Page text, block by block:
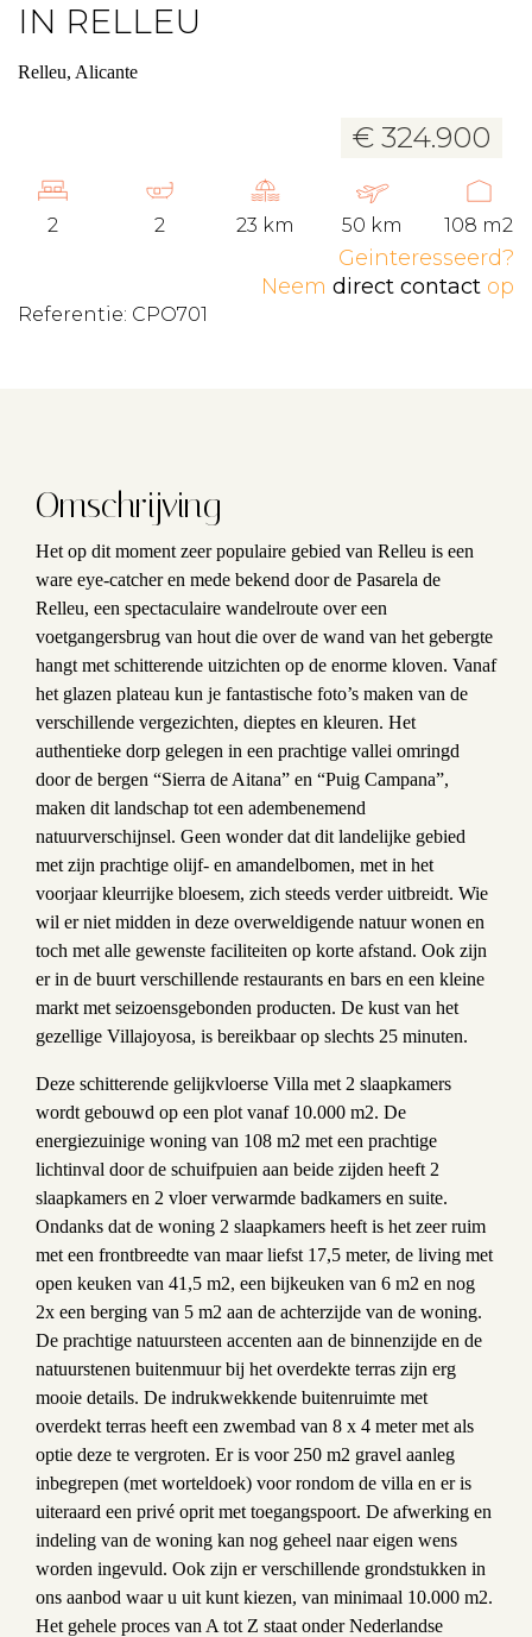
IN RELLEU
Relleu, Alicante
€ 324.900
2 2 23 km 50 km 108 m2
Geinteresseerd?
Neem direct contact op
Referentie: CPO701
Omschrijving
Het op dit moment zeer populaire gebied van Relleu is een
ware eye-catcher en mede bekend door de Pasarela de
Relleu, een spectaculaire wandelroute over een
voetgangersbrug van hout die over de wand van het gebergte
hangt met schitterende uitzichten op de enorme kloven. Vanaf
het glazen plateau kun je fantastische foto’s maken van de
verschillende vergezichten, dieptes en kleuren. Het
authentieke dorp gelegen in een prachtige vallei omringd
door de bergen “Sierra de Aitana” en “Puig Campana”,
maken dit landschap tot een adembenemend
natuurverschijnsel. Geen wonder dat dit landelijke gebied
met zijn prachtige olijf- en amandelbomen, met in het
voorjaar kleurrijke bloesem, zich steeds verder uitbreidt. Wie
wil er niet midden in deze overweldigende natuur wonen en
toch met alle gewenste faciliteiten op korte afstand. Ook zijn
er in de buurt verschillende restaurants en bars en een kleine
markt met seizoensgebonden producten. De kust van het
gezellige Villajoyosa, is bereikbaar op slechts 25 minuten.
Deze schitterende gelijkvloerse Villa met 2 slaapkamers
wordt gebouwd op een plot vanaf 10.000 m2. De
energiezuinige woning van 108 m2 met een prachtige
lichtinval door de schuifpuien aan beide zijden heeft 2
slaapkamers en 2 vloer verwarmde badkamers en suite.
Ondanks dat de woning 2 slaapkamers heeft is het zeer ruim
met een frontbreedte van maar liefst 17,5 meter, de living met
open keuken van 41,5 m2, een bijkeuken van 6 m2 en nog
2x een berging van 5 m2 aan de achterzijde van de woning.
De prachtige natuursteen accenten aan de binnenzijde en de
natuurstenen buitenmuur bij het overdekte terras zijn erg
mooie details. De indrukwekkende buitenruimte met
overdekt terras heeft een zwembad van 8 x 4 meter met als
optie deze te vergroten. Er is voor 250 m2 gravel aanleg
inbegrepen (met worteldoek) voor rondom de villa en er is
uiteraard een privé oprit met toegangspoort. De afwerking en
indeling van de woning kan nog geheel naar eigen wens
worden ingevuld. Ook zijn er verschillende grondstukken in
ons aanbod waar u uit kunt kiezen, van minimaal 10.000 m2.
Het gehele proces van A tot Z staat onder Nederlandse